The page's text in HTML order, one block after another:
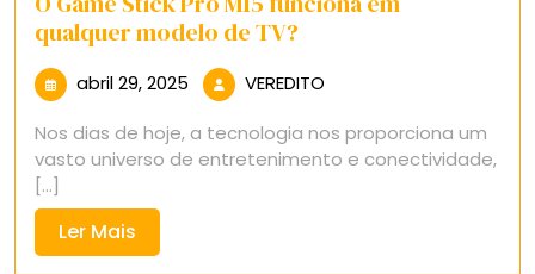
qualquer modelo de TV?
abril 29, 2025 abril
29,
2025
VEREDITO
Nos dias de hoje, a tecnologia nos proporciona um
vasto universo de entretenimento e conectividade,
[...]
Ler Mais
Mais